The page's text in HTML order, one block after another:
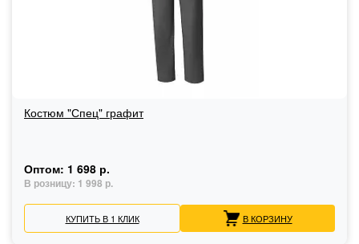
Костюм "Спец" графит
Оптом: 1 698 р.
В розницу: 1 998 р.
КУПИТЬ В 1 КЛИК В КОРЗИНУ